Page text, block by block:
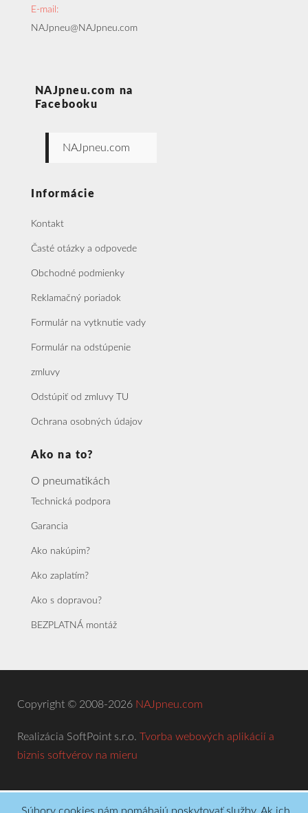
E-mail:
NAJpneu@NAJpneu.com
NAJpneu.com na
Facebooku
NAJpneu.com
Informácie
Kontakt
Časté otázky a odpovede
Obchodné podmienky
Reklamačný poriadok
Formulár na vytknutie vady
Formulár na odstúpenie
zmluvy
Odstúpiť od zmluvy TU
Ochrana osobných údajov
Ako na to?
O pneumatikách
Technická podpora
Garancia
Ako nakúpim?
Ako zaplatím?
Ako s dopravou?
BEZPLATNÁ montáž
Copyright © 2008-2026 NAJpneu.com
Realizácia SoftPoint s.r.o. Tvorba webových aplikácií a
biznis softvérov na mieru